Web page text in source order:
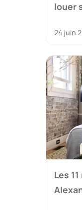
louer
24 juin
Les